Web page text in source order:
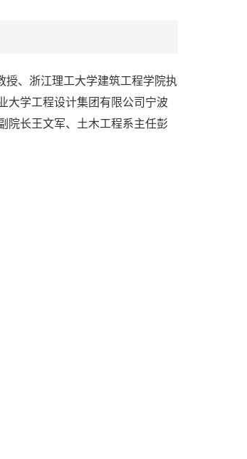
授、 浙江理工大学建筑工程学院执
大学工程设计集团有限公司 宁波
院长王文军、土木工程系主任彭